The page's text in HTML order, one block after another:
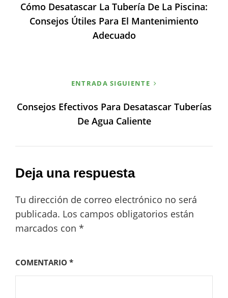
entradas
Cómo Desatascar La Tubería De La Piscina:
Consejos Útiles Para El Mantenimiento
Adecuado
ENTRADA SIGUIENTE
Consejos Efectivos Para Desatascar Tuberías
De Agua Caliente
Deja una respuesta
Tu dirección de correo electrónico no será
publicada. Los campos obligatorios están
marcados con *
COMENTARIO *